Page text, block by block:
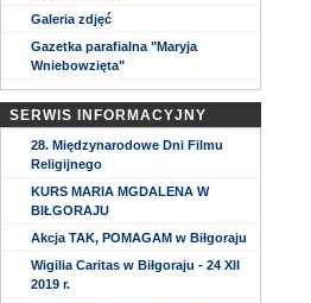
Galeria zdjęć
Gazetka parafialna "Maryja
Wniebowzięta"
SERWIS INFORMACYJNY
28. Międzynarodowe Dni Filmu
Religijnego
KURS MARIA MGDALENA W
BIŁGORAJU
Akcja TAK, POMAGAM w Biłgoraju
Wigilia Caritas w Biłgoraju - 24 XII
2019 r.